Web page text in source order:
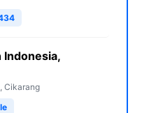
Indonesia,
Cikarang